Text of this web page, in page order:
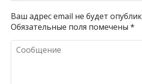
Ваш адрес email не будет
Обязательные поля помечены*